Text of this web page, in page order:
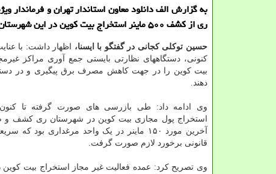
به گزارش الف دانلود معاون استاندار تهران و فرماندار
ری از کشف ۵۰۰ ماینر استخراج بیت کوین در این شهرستان اطلاع داد.
حسین توکلی کجانی در گفتگو با ایسنا،
اظهار داشت: با
کنونی، دستگاههای نظارتی بایستی جمع آوری مراکز
بیت کوین را در جهت کاهش مصرف برق پیگیری و در
دهند.
استخراج پول مجازی بیت کوین در شهرستان ری کشف
آخرین مورد ۱۵۰ ماینر در یک واحد مرغداری بود که
قانونی برخورد لازم صورت گرفت.
وی تصریح کرد: عمده فعالیت غیر مجاز استخراج بیت